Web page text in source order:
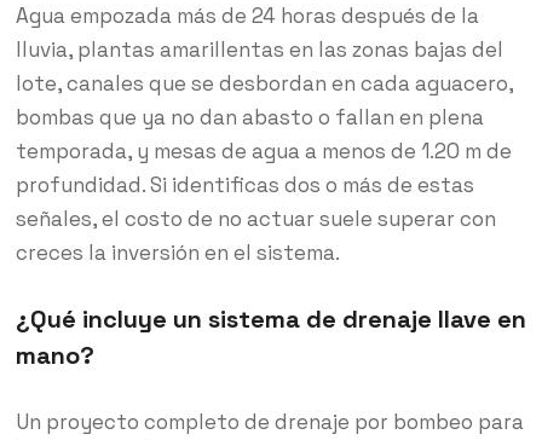
Agua empozada más de 24 horas después de la
lluvia, plantas amarillentas en las zonas bajas del
lote, canales que se desbordan en cada aguacero,
bombas que ya no dan abasto o fallan en plena
temporada, y mesas de agua a menos de 1.20 m de
profundidad. Si identificas dos o más de estas
señales, el costo de no actuar suele superar con
creces la inversión en el sistema.
¿Qué incluye un sistema de drenaje llave en
mano?
Un proyecto completo de drenaje por bombeo para